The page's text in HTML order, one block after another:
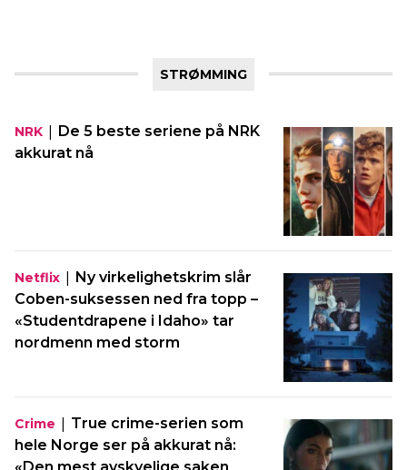
STRØMMING
NRK | De 5 beste seriene på NRK
akkurat nå
Netflix | Ny virkelighetskrim slår
Coben-suksessen ned fra topp –
«Studentdrapene i Idaho» tar
nordmenn med storm
Crime | True crime-serien som
hele Norge ser på akkurat nå: